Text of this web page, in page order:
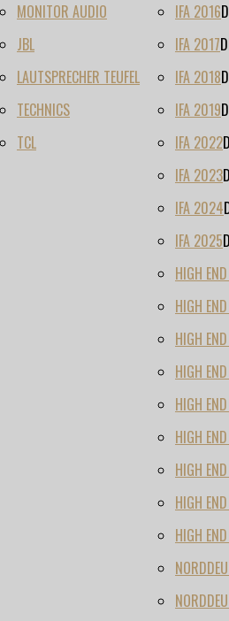
MONITOR AUDIO
JBL
LAUTSPRECHER TEUFEL
TECHNICS
TCL
IFA 2016
IFA 2017
IFA 2018
IFA 2019
IFA 2022
IFA 2023
IFA 2024
IFA 2025
HIGH
HIGH
HIGH
HIGH
HIGH
HIGH
HIGH
HIGH
HIGH